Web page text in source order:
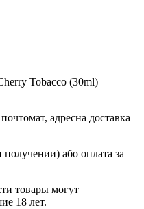
Tobacco (30ml)
адресна доставка
або оплата за
товары могут
18 лет.